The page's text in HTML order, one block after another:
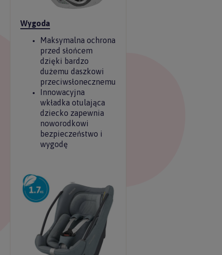
Wygoda
Maksymalna ochrona
przed słońcem
dzięki bardzo
dużemu daszkowi
przeciwsłonecznemu
Innowacyjna
wkładka otulająca
dziecko zapewnia
noworodkowi
bezpieczeństwo i
wygodę